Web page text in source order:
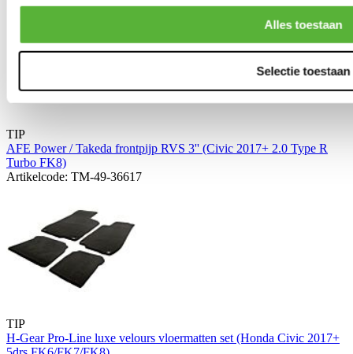
Alles toestaan
Selectie toestaan
TIP
AFE Power / Takeda frontpijp RVS 3'' (Civic 2017+ 2.0 Type R
Turbo FK8)
Artikelcode: TM-49-36617
TIP
H-Gear Pro-Line luxe velours vloermatten set (Honda Civic 2017+